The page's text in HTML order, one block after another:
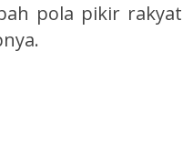
pola pikir rakyat